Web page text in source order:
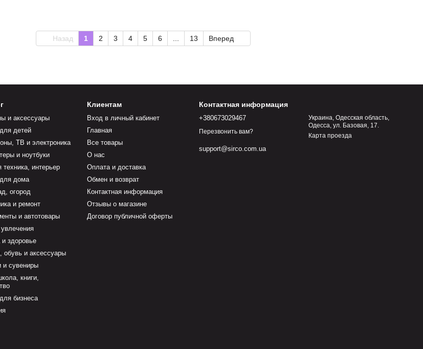
Назад 1 2 3 4 5 6 13 Вперед
и аксессуары
детей
ТВ и электроника
и ноутбуки
техника, интерьер
дома
огород
и ремонт
и автотовары
и здоровье
и аксессуары
и сувениры
книги,
бизнеса
Клиентам
Вход в личный кабинет
Главная
Все товары
О нас
Оплата и доставка
Обмен и возврат
Контактная информация
Отзывы о магазине
Договор публичной оферты
Контактная информация
+380673029467
Перезвонить вам?
support@sirco.com.ua
Украина, Одесская область,
Одесса, ул. Базовая, 17.
Карта проезда